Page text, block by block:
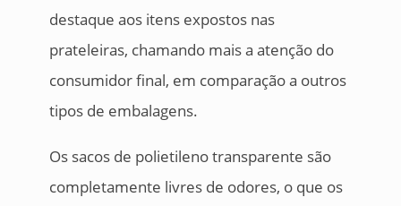
destaque aos itens expostos nas
prateleiras, chamando mais a atenção do
consumidor final, em comparação a outros
tipos de embalagens.
Os sacos de polietileno transparente são
completamente livres de odores, o que os